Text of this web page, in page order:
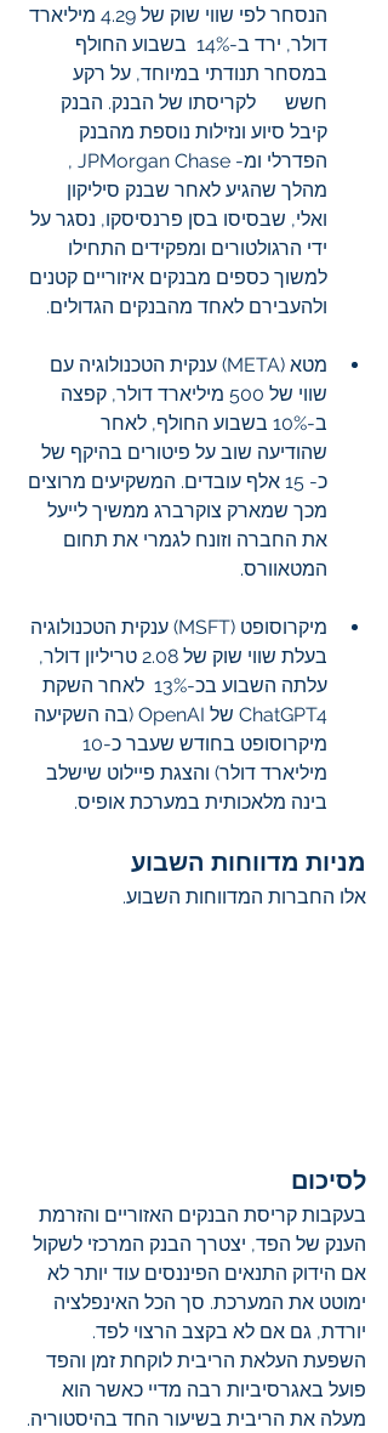
הנסחר לפי שווי שוק של 4.29 מיליארד
דולר, ירד ב-14%  בשבוע החולף
במסחר תנודתי במיוחד, על רקע
חשש      לקריסתו של הבנק. הבנק
קיבל סיוע ונזילות נוספת מהבנק
הפדרלי ומ- JPMorgan Chase ,
מהלך שהגיע לאחר שבנק סיליקון
ואלי, שבסיסו בסן פרנסיסקו, נסגר על
ידי הרגולטורים ומפקידים התחילו
למשוך כספים מבנקים איזוריים קטנים
ולהעבירם לאחד מהבנקים הגדולים.
מטא (META) ענקית הטכנולוגיה עם
שווי של 500 מיליארד דולר, קפצה
ב-10% בשבוע החולף, לאחר
שהודיעה שוב על פיטורים בהיקף של
כ- 15 אלף עובדים. המשקיעים מרוצים
מכך שמארק צוקרברג ממשיך לייעל
את החברה וזונח לגמרי את תחום
המטאוורס.
מיקרוסופט (MSFT) ענקית הטכנולוגיה
בעלת שווי שוק של 2.08 טריליון דולר,
עלתה השבוע בכ-13%  לאחר השקת
ChatGPT4 של OpenAI (בה השקיעה
מיליארד דולר) והצגת פיילוט שישלב
בינה מלאכותית במערכת אופיס.
מניות מדווחות השבוע
אלו החברות המדווחות השבוע.
לסיכום
בעקבות קריסת הבנקים האזוריים והזרמת
הענק של הפד, יצטרך הבנק המרכזי לשקול
אם הידוק התנאים הפיננסים עוד יותר לא
ימוטט את המערכת. סך הכל האינפלציה
יורדת, גם אם לא בקצב הרצוי לפד.
השפעת העלאת הריבית לוקחת זמן והפד
פועל באגרסיביות רבה מדיי כאשר הוא
מעלה את הריבית בשיעור החד בהיסטוריה.